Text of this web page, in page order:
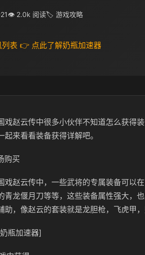
👁 2.0k 阅读🏷 游戏攻略
表 👉 点此了解奶瓶加速器
戏赵云传中很多小伙伴不知道怎么获得
起来看看装备获得详解吧。
购买
戏赵云传中，一些武将的专属装备可以
青龙偃月刀等等，这些装备属性强大，
助，像赵云的套装就是龙胆枪，飞虎甲
瓶加速器]